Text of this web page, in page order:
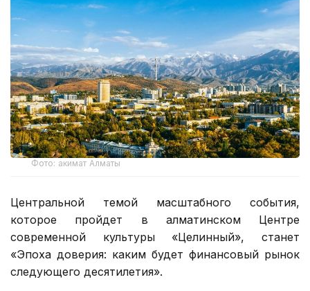
Фото: акимат Алматы
Центральной темой масштабного события,
которое пройдет в алматинском Центре
современной культуры «Целинный», станет
«Эпоха доверия: каким будет финансовый рынок
следующего десятилетия».